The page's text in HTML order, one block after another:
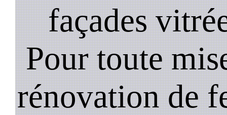
façades
Pour toute
rénovation de